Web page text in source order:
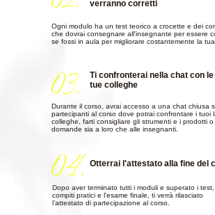
Ti confronterai nella chat con le
tue colleghe
Durante il corso, avrai accesso a una chat chiusa
partecipanti al corso dove potrai confrontare i tuoi
colleghe, farti consigliare gli strumenti e i prodotti o
domande sia a loro che alle insegnanti.
verranno corretti
Ogni modulo ha un test teorico a crocette e dei
che dovrai consegnare all'insegnante per essere
se fossi in aula per migliorare costantemente la tua
Otterrai l'attestato alla fine del
Dopo aver terminato tutti i moduli e superato i test,
compiti pratici e l'esame finale, ti verrà rilasciato
l’attestato di partecipazione al corso.